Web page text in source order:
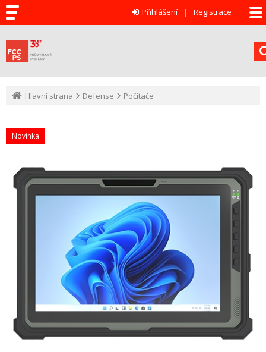
Přihlášení Registrace
Hlavní strana Defense Počítače
Novinka